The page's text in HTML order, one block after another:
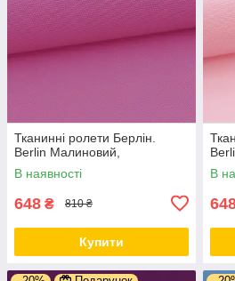
Тканинні ролети Берлін.
Berlin Малиновий,
В наявності
648 ₴ 810 ₴
Купити
В